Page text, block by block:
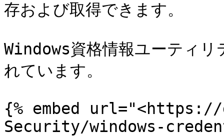
存および取得できます。
Windows資格情報ユーティ
れています。
{% embed
Security/windows-